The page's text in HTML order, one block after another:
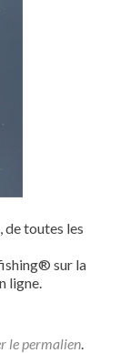
, de toutes les
sur la
ligne.
lepermalien.